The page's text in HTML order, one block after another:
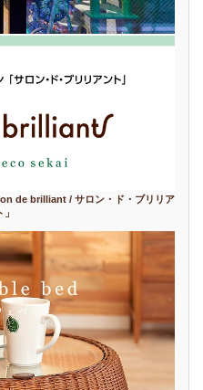
de brilliant / サロン・ド・ブリリア